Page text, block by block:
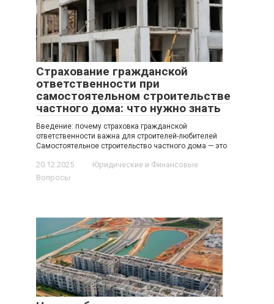
Страхование гражданской
ответственности при
самостоятельном строительстве
частного дома: что нужно знать
Введение: почему страховка гражданской
ответственности важна для строителей-любителей
Самостоятельное строительство частного дома — это
20.12.2025
Юридические и Финансовые
Вопросы